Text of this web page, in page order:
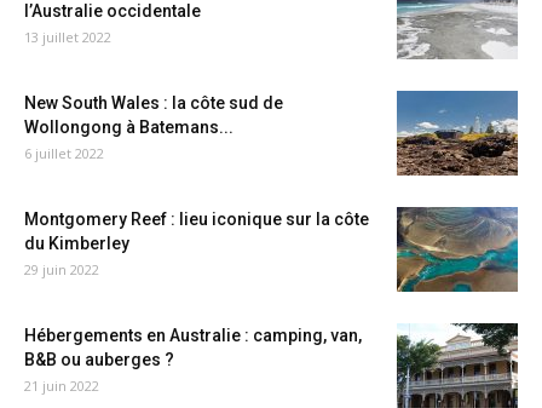
l’Australie occidentale
13 juillet 2022
New South Wales : la côte sud de
Wollongong à Batemans...
6 juillet 2022
Montgomery Reef : lieu iconique sur la côte
du Kimberley
29 juin 2022
Hébergements en Australie : camping, van,
B&B ou auberges ?
21 juin 2022